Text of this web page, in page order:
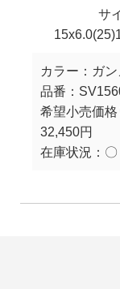
サ
カラー： ガ
品番：
希望小売価格
32,450円
在庫状況： 〇